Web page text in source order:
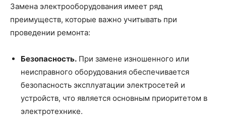
Замена электрооборудования имеет ряд
преимуществ, которые важно учитывать при
проведении ремонта:
Безопасность. При замене изношенного или
неисправного оборудования обеспечивается
безопасность эксплуатации электросетей и
устройств, что является основным приоритетом в
электротехнике.